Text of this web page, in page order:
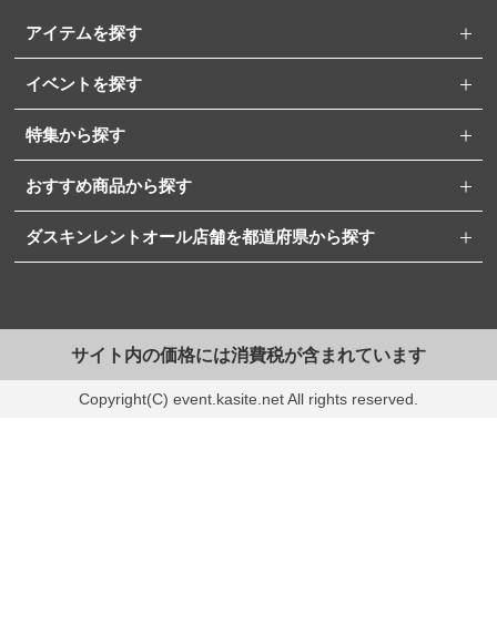
アイテムを探す
イベントを探す
特集から探す
おすすめ商品から探す
ダスキンレントオール店舗を都道府県から探す
サイト内の価格には消費税が含まれています
Copyright(C) event.kasite.net All rights reserved.